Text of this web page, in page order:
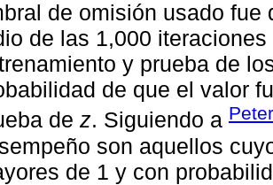
de omisión usado fue
de las 1,000
y prueba de
de que el valor
de z. Siguiendo a
son aquellos
de 1 y con